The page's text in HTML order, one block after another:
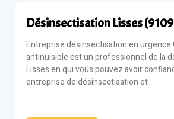
Désinsectisation Lisses
Entreprise désinsectisation en urgence
antinuisible est un professionnel de la
Lisses en qui vous pouvez avoir
entreprise de désinsectisation et